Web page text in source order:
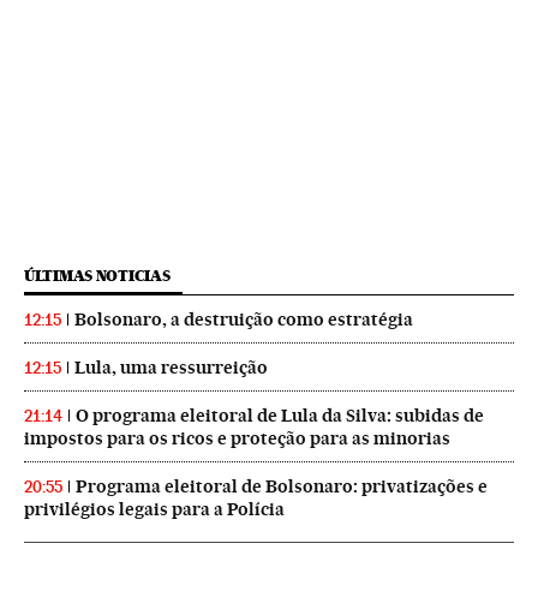
ÚLTIMAS NOTICIAS
12:15 Bolsonaro, a destruição como estratégia
12:15 Lula, uma ressurreição
21:14
O programa eleitoral de Lula da Silva: subidas de
impostos para os ricos e proteção para as minorias
20:55
Programa eleitoral de Bolsonaro: privatizações e
privilégios legais para a Polícia